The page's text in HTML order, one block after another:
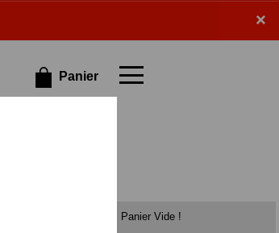
×
Panier
×
Panier Vide !